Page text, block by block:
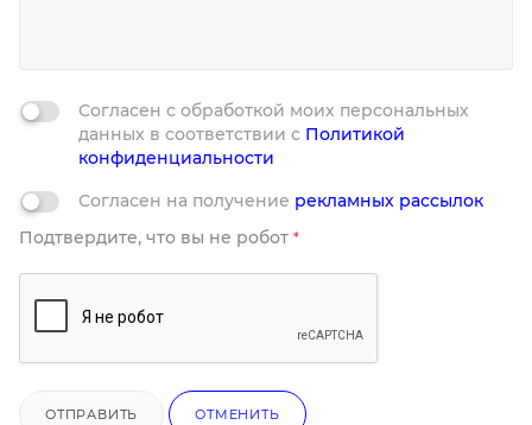
Согласен с обработкой моих персональных
данных в соответствии с Политикой
конфиденциальности
Согласен на получение рекламных рассылок
Подтвердите, что вы не робот *
ОТПРАВИТЬ ОТМЕНИТЬ